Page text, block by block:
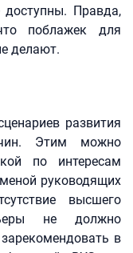
Правда,
поблажек для
делают.
развития
Этим можно
по интересам
руководящих
высшего
не должно
в